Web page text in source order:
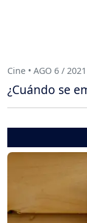
Cine • AGO 6 / 2021
¿Cuándo se